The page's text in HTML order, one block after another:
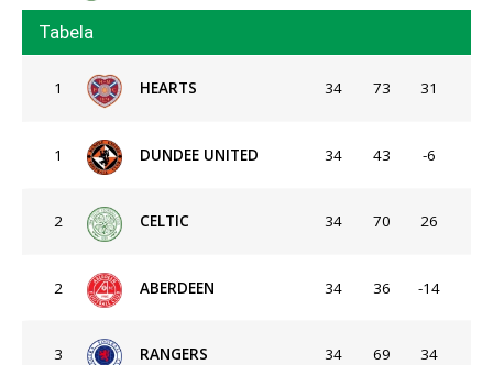
Tabela
1 HEARTS 34 73 31
1 DUNDEE UNITED 34 43 -6
2 CELTIC 34 70 26
2 ABERDEEN 34 36 -14
3 RANGERS 34 69 34